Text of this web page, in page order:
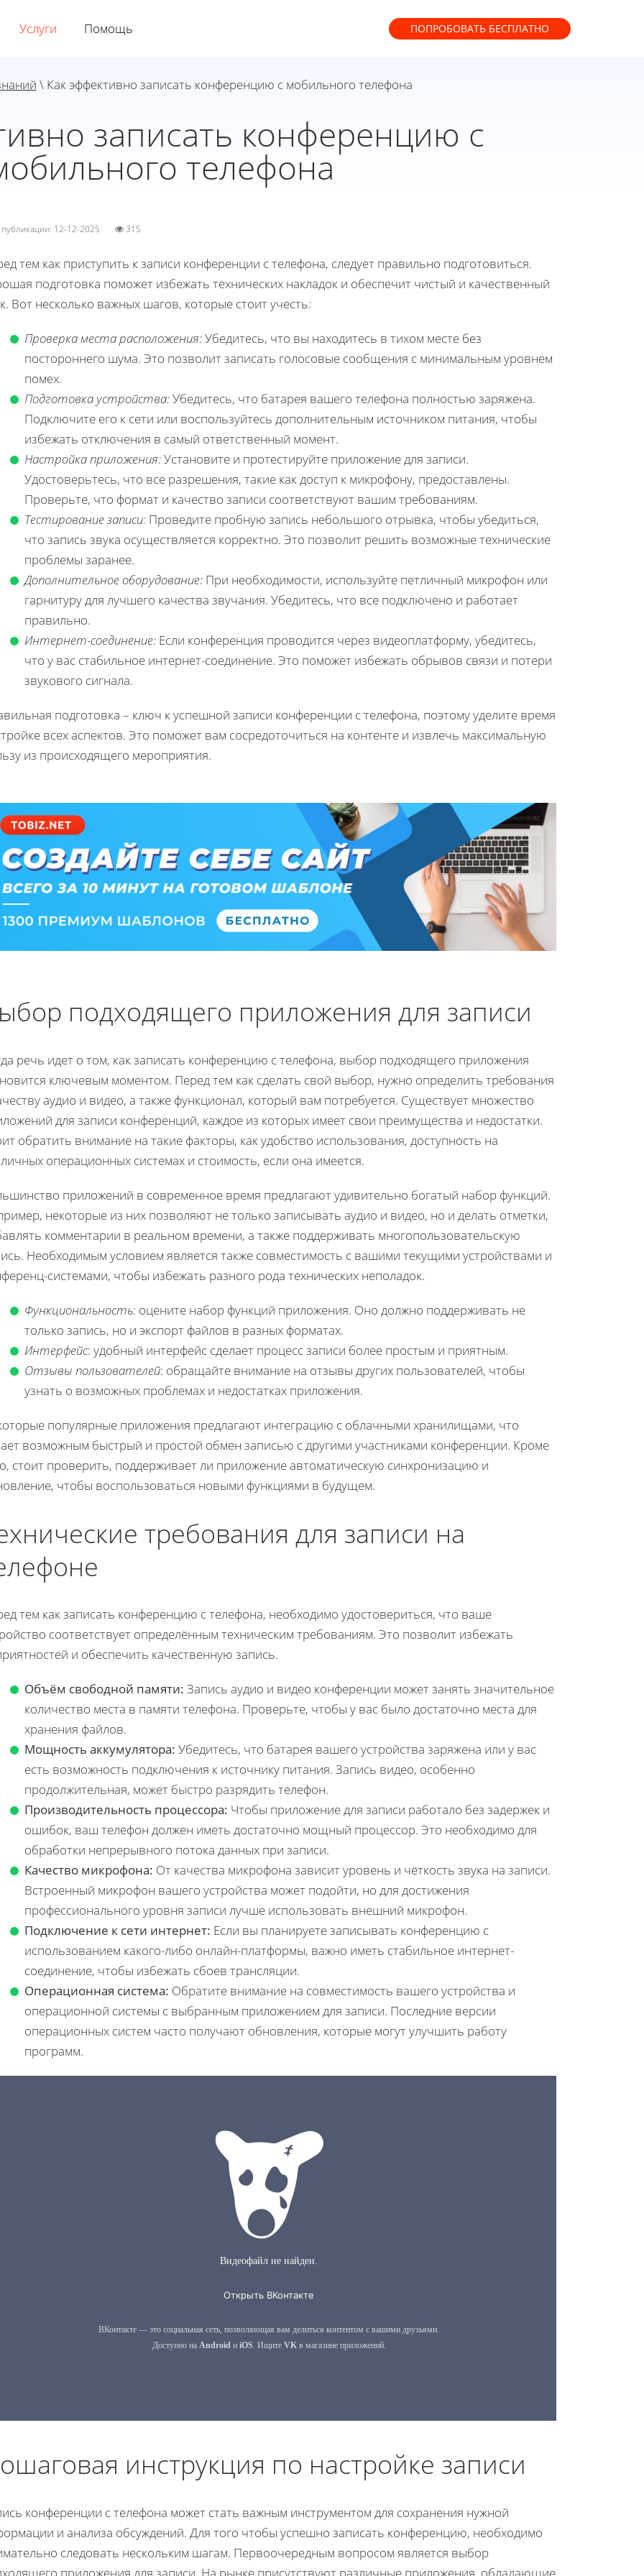
Услуги Помощь ПОПРОБОВАТЬ БЕСПЛАТНО
\ Как эффективно записать конференцию с мобильного телефона
записать конференцию с
телефона
публикации: 12-12-2025 315
тем как приступить к записи конференции с телефона, следует правильно подготовиться.
подготовка поможет избежать технических накладок и обеспечит чистый и качественный
Вот несколько важных шагов, которые стоит учесть:
Проверка места расположения:Убедитесь, что вы находитесь в тихом месте без
постороннего шума. Это позволит записать голосовые сообщения с минимальным уровнем
помех.
Подготовка устройства:Убедитесь, что батарея вашего телефона полностью заряжена.
Подключите его к сети или воспользуйтесь дополнительным источником питания, чтобы
избежать отключения в самый ответственный момент.
Настройка приложения:Установите и протестируйте приложение для записи.
Удостоверьтесь, что все разрешения, такие как доступ к микрофону, предоставлены.
Проверьте, что формат и качество записи соответствуют вашим требованиям.
Тестирование записи: Проведите пробную запись небольшого отрывка, чтобы убедиться,
что запись звука осуществляется корректно. Это позволит решить возможные технические
проблемы заранее.
Дополнительное оборудование: При необходимости, используйте петличный микрофон или
гарнитуру для лучшего качества звучания. Убедитесь, что все подключено и работает
правильно.
Интернет-соединение: Если конференция проводится через видеоплатформу, убедитесь,
что у вас стабильное интернет-соединение. Это поможет избежать обрывов связи и потери
звукового сигнала.
подготовка – ключ к успешной записи конференции с телефона, поэтому уделите время
всех аспектов. Это поможет вам сосредоточиться на контенте и извлечь максимальную
из происходящего мероприятия.
подходящего приложения для записи
речь идет о том, как записать конференцию с телефона, выбор подходящего приложения
ключевым моментом. Перед тем как сделать свой выбор, нужно определить требования
аудио и видео, а также функционал, который вам потребуется. Существует множество
для записи конференций, каждое из которых имеет свои преимущества и недостатки.
обратить внимание на такие факторы, как удобство использования, доступность на
операционных системах и стоимость, если она имеется.
приложений в современное время предлагают удивительно богатый набор функций.
некоторые из них позволяют не только записывать аудио и видео, но и делать отметки,
комментарии в реальном времени, а также поддерживать многопользовательскую
Необходимым условием является также совместимость с вашими текущими устройствами и
системами, чтобы избежать разного рода технических неполадок.
Функциональность: оцените набор функций приложения. Оно должно поддерживать не
только запись, но и экспорт файлов в разных форматах.
Интерфейс: удобный интерфейс сделает процесс записи более простым и приятным.
Отзывы пользователей: обращайте внимание на отзывы других пользователей, чтобы
узнать о возможных проблемах и недостатках приложения.
популярные приложения предлагают интеграцию с облачными хранилищами, что
возможным быстрый и простой обмен записью с другими участниками конференции. Кроме
стоит проверить, поддерживает ли приложение автоматическую синхронизацию и
чтобы воспользоваться новыми функциями в будущем.
требования для записи на
тем как записать конференцию с телефона, необходимо удостовериться, что ваше
соответствует определённым техническим требованиям. Это позволит избежать
и обеспечить качественную запись.
Объём свободной памяти: Запись аудио и видео конференции может занять значительное
количество места в памяти телефона. Проверьте, чтобы у вас было достаточно места для
хранения файлов.
Мощность аккумулятора: Убедитесь, что батарея вашего устройства заряжена или у вас
есть возможность подключения к источнику питания. Запись видео, особенно
продолжительная, может быстро разрядить телефон.
Производительность процессора: Чтобы приложение для записи работало без задержек и
ошибок, ваш телефон должен иметь достаточно мощный процессор. Это необходимо для
обработки непрерывного потока данных при записи.
Качество микрофона: От качества микрофона зависит уровень и чёткость звука на записи.
Встроенный микрофон вашего устройства может подойти, но для достижения
профессионального уровня записи лучше использовать внешний микрофон.
Подключение к сети интернет: Если вы планируете записывать конференцию с
использованием какого-либо онлайн-платформы, важно иметь стабильное интернет-
соединение, чтобы избежать сбоев трансляции.
Операционная система: Обратите внимание на совместимость вашего устройства и
операционной системы с выбранным приложением для записи. Последние версии
операционных систем часто получают обновления, которые могут улучшить работу
программ.
инструкция по настройке записи
конференции с телефона может стать важным инструментом для сохранения нужной
и анализа обсуждений. Для того чтобы успешно записать конференцию, необходимо
следовать нескольким шагам. Первоочередным вопросом является выбор